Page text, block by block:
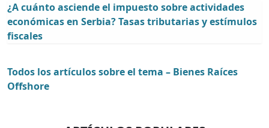
¿A cuánto asciende el impuesto sobre actividades
económicas en Serbia? Tasas tributarias y estímulos
fiscales
Todos los artículos sobre el tema – Bienes Raíces
Offshore